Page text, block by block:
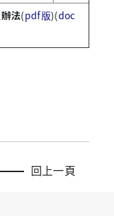
法(pdf版)(doc
回上一頁